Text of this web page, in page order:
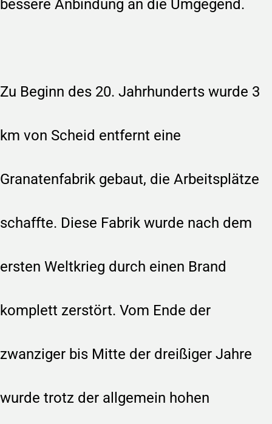
bessere Anbindung an die Umgegend.
Zu Beginn des 20. Jahrhunderts wurde 3
km von Scheid entfernt eine
Granatenfabrik gebaut, die Arbeitsplätze
schaffte. Diese Fabrik wurde nach dem
ersten Weltkrieg durch einen Brand
komplett zerstört. Vom Ende der
zwanziger bis Mitte der dreißiger Jahre
wurde trotz der allgemein hohen